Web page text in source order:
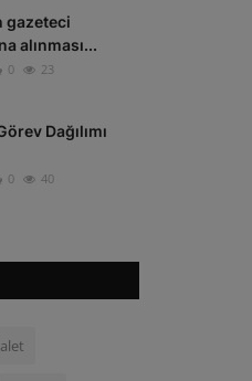
gazeteci
alınması...
0 23
Dağılımı
0 40